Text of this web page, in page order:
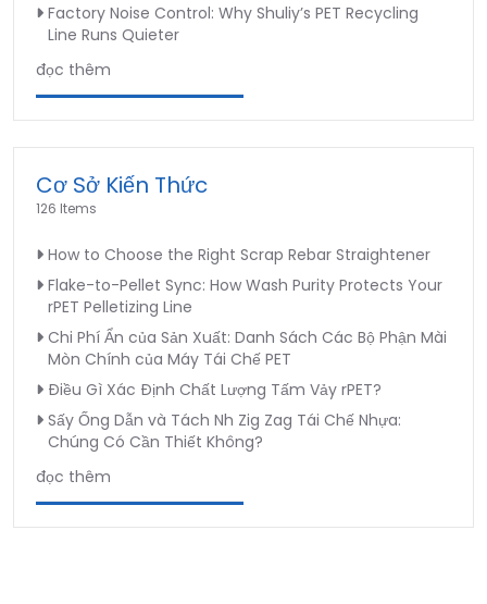
Factory Noise Control: Why Shuliy’s PET Recycling
Line Runs Quieter
đọc thêm
Cơ Sở Kiến Thức
126 Items
How to Choose the Right Scrap Rebar Straightener
Flake-to-Pellet Sync: How Wash Purity Protects Your
rPET Pelletizing Line
Chi Phí Ẩn của Sản Xuất: Danh Sách Các Bộ Phận Mài
Mòn Chính của Máy Tái Chế PET
Điều Gì Xác Định Chất Lượng Tấm Vảy rPET?
Sấy Ống Dẫn và Tách Nh Zig Zag Tái Chế Nhựa:
Chúng Có Cần Thiết Không?
đọc thêm